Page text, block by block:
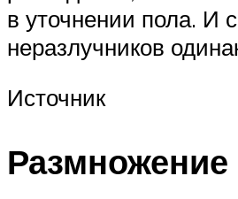
в уточнении пола. И
неразлучников
Источник
Размножение